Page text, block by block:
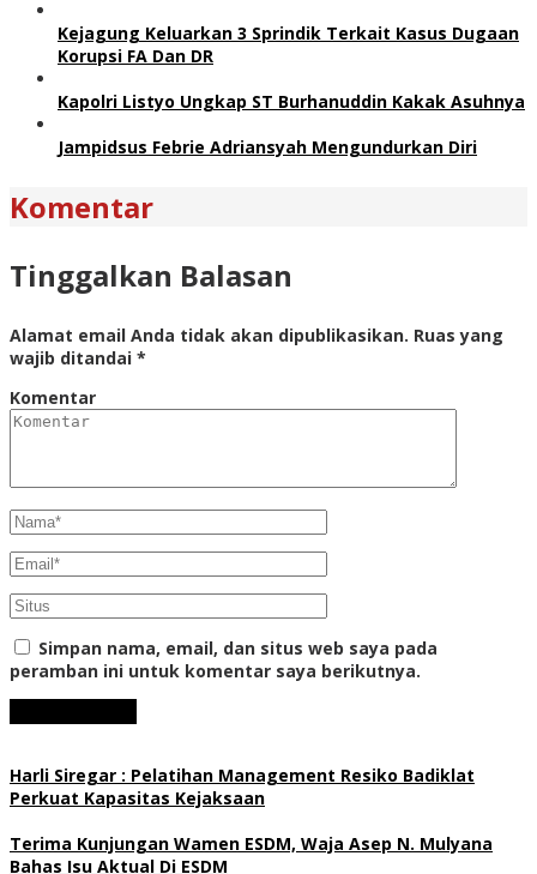
Kejagung Keluarkan 3 Sprindik Terkait Kasus Dugaan
Korupsi FA Dan DR
Kapolri Listyo Ungkap ST Burhanuddin Kakak Asuhnya
Jampidsus Febrie Adriansyah Mengundurkan Diri
Komentar
Tinggalkan Balasan
Alamat email Anda tidak akan dipublikasikan. Ruas yang
wajib ditandai *
Komentar
Simpan nama, email, dan situs web saya pada
peramban ini untuk komentar saya berikutnya.
Harli Siregar : Pelatihan Management Resiko Badiklat
Perkuat Kapasitas Kejaksaan
Terima Kunjungan Wamen ESDM, Waja Asep N. Mulyana
Bahas Isu Aktual Di ESDM